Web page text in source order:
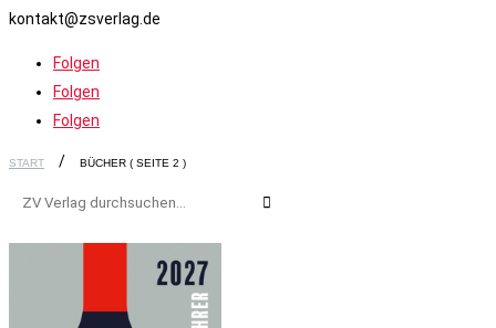
kontakt@zsverlag.de
Folgen
Folgen
Folgen
START BÜCHER ( SEITE 2 )